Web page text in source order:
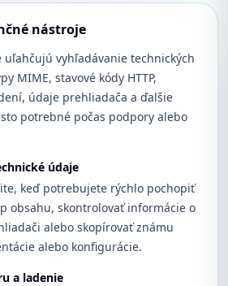
nástroje
uľahčujú vyhľadávanie technických
MIME, stavové kódy HTTP,
údaje prehliadača a ďalšie
potrebné počas podpory alebo
údaje
keď potrebujete rýchlo pochopiť
obsahu, skontrolovať informácie o
alebo skopírovať známu
alebo konfigurácie.
a ladenie